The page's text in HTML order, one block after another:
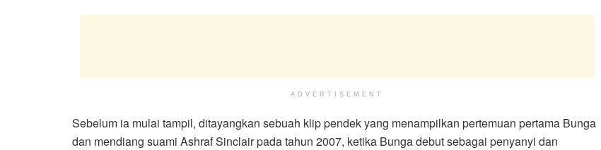
ADVERTISEMENT
Sebelum ia mulai tampil, ditayangkan sebuah klip pendek yang menampilkan pertemuan pertama Bunga
dan mendiang suami Ashraf Sinclair pada tahun 2007, ketika Bunga debut sebagai penyanyi dan